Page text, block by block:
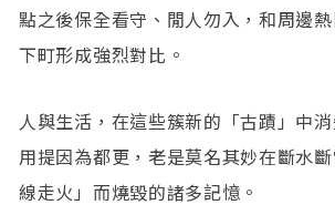
點之後保全看守、閒人勿入，和周邊
下町形成強烈對比。
人與生活，在這些簇新的「古蹟」中
用提因為都更，老是莫名其妙在斷水
線走火」而燒毀的諸多記憶。